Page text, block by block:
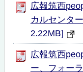
広報筑西
カルセンタ
2.22MB]
広報筑西
ー、フォー